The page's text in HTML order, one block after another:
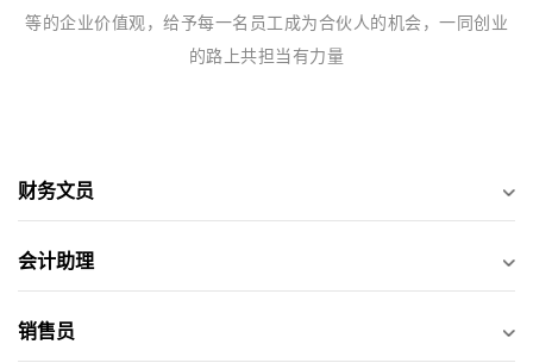
等的企业价值观，给予每一名员工成为合伙人的机会，一同创业
的路上共担当有力量
财务文员
会计助理
销售员